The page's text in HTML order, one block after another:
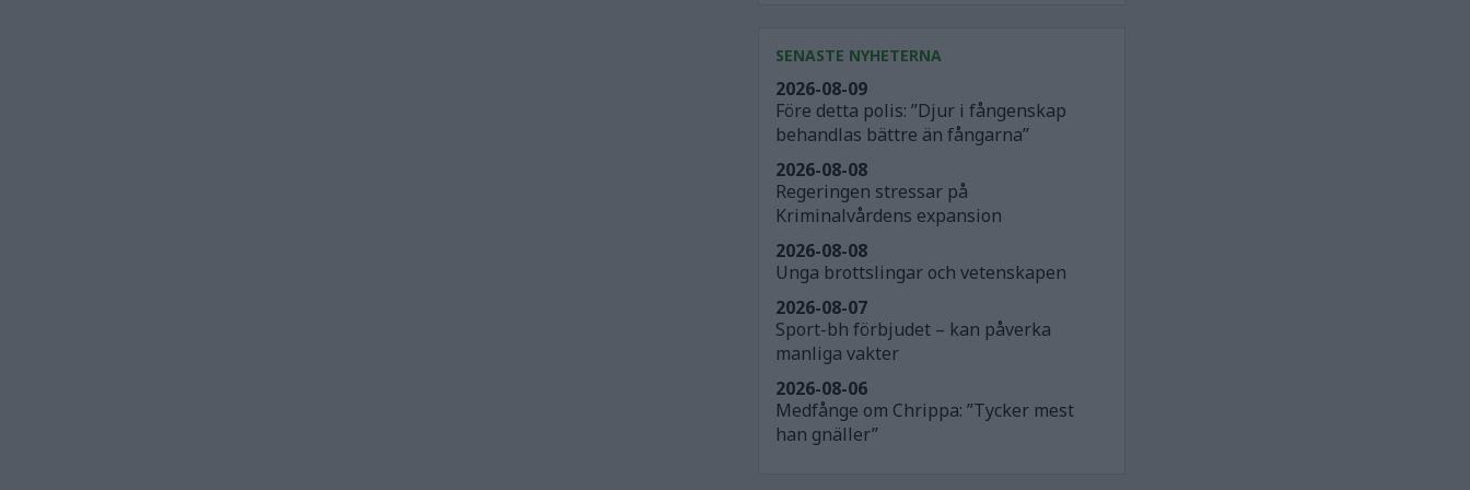
SENASTE NYHETERNA
Före detta polis: ”Djur i fångenskap
behandlas bättre än fångarna”
2026-08-09
Regeringen stressar på
Kriminalvårdens expansion
2026-08-08
Unga brottslingar och vetenskapen
2026-08-08
Sport-bh förbjudet – kan påverka
manliga vakter
2026-08-07
Medfånge om Chrippa: ”Tycker mest
han gnäller”
2026-08-06